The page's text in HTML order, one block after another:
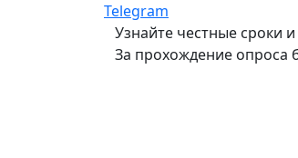
Telegram
Узнайте честные сроки
За прохождение опроса